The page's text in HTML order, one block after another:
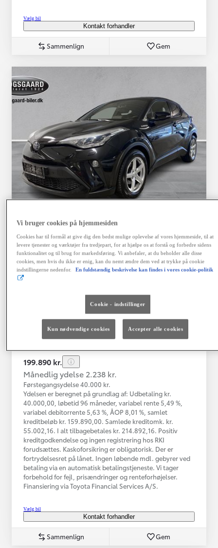
Vælg bil
Kontakt forhandler
Sammenlign Gem
Toyota C-HR
Toyota C-HR 1B SUV 5-dørs 1.8 hybrid (122 hk) aut. gear C-LUB -
Herlev
HYBRID
76.000 km
Hybrid Benzin
Geartype
Automatisk
gearkasse
Vis mere
199.890 kr.
Månedlig ydelse 2.238 kr.
Førstegangsydelse 40.000 kr.
Ydelsen er beregnet på grundlag af: Udbetaling kr.
40.000,00, løbetid 96 måneder, variabel rente 5,49 %,
variabel debitorrente 5,63 %, ÅOP 8,01 %, samlet
kreditbeløb kr. 159.890,00. Samlede kreditomk. kr.
55.002,16. I alt tilbagebetales kr. 214.892,16. Positiv
kreditgodkendelse og ingen registrering hos RKI
forudsættes. Kaskoforsikring er obligatorisk. Der er
fortrydelsesret på lånet. Ingen løbende mdl. gebyrer ved
betaling via en automatisk betalingstjeneste. Vi tager
forbehold for fejl, prisændringer og renteforhøjelser.
Finansiering via Toyota Financial Services A/S.
Vælg bil
Kontakt forhandler
Sammenlign Gem
Vi bruger cookies på hjemmesiden
Cookies har til formål at give dig den bedst mulige oplevelse af vores hjemmeside, til at
levere tjenester og værktøjer fra tredjepart, for at hjælpe os at forstå og forbedre sidens
funktionalitet og til brug for markedsføring. Vi anbefaler, at du beholder alle disse
cookies, men hvis du ikke er enig, kan du nemt ændre dem ved at trykke på cookie
indstillingerne nedenfor.
En fuldstændig beskrivelse kan findes i vores cookie-politik
Cookie - indstillinger
Kun nødvendige cookies Accepter alle cookies